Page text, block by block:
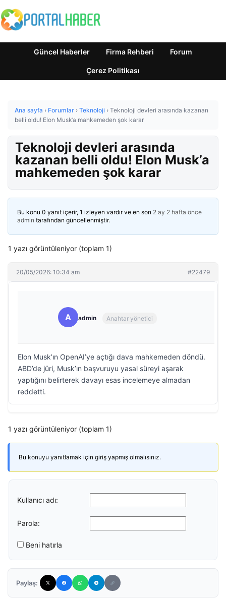
Güncel Haberler Firma Rehberi Forum
Çerez Politikası
Ana sayfa › Forumlar › Teknoloji › Teknoloji devleri arasında kazanan
belli oldu! Elon Musk’a mahkemeden şok karar
Teknoloji devleri arasında
kazanan belli oldu! Elon Musk’a
mahkemeden şok karar
Bu konu 0 yanıt içerir, 1 izleyen vardır ve en son 2 ay 2 hafta önce
admin tarafından güncellenmiştir.
1 yazı görüntüleniyor (toplam 1)
20/05/2026: 10:34 am #22479
A admin Anahtar yönetici
Elon Musk’ın OpenAI’ye açtığı dava mahkemeden döndü.
ABD’de jüri, Musk’ın başvuruyu yasal süreyi aşarak
yaptığını belirterek davayı esas incelemeye almadan
reddetti.
1 yazı görüntüleniyor (toplam 1)
Bu konuyu yanıtlamak için giriş yapmış olmalısınız.
Kullanıcı adı:
Parola:
Beni hatırla
Paylaş: